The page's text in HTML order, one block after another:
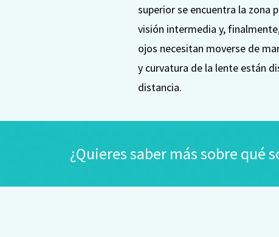
superior se encuentra la zona
visión intermedia y,
ojos necesitan moverse de
y curvatura de la lente están
distancia.
¿Quieres saber más sobre qué